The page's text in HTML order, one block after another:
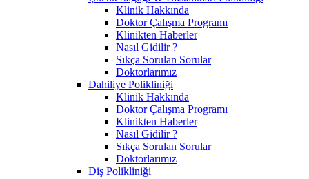
Klinik Hakkında
Doktor Çalışma Programı
Klinikten Haberler
Nasıl Gidilir ?
Sıkça Sorulan Sorular
Doktorlarımız
Dahiliye Polikliniği
Klinik Hakkında
Doktor Çalışma Programı
Klinikten Haberler
Nasıl Gidilir ?
Sıkça Sorulan Sorular
Doktorlarımız
Diş Polikliniği